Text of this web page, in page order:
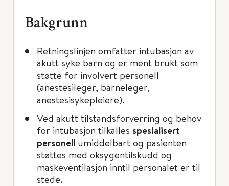
Bakgrunn
Retningslinjen omfatter intubasjon av
akutt syke barn og er ment brukt som
støtte for involvert personell
(anestesileger, barneleger,
anestesisykepleiere).
Ved akutt tilstandsforverring og behov
for intubasjon tilkalles spesialisert
personell umiddelbart og pasienten
støttes med oksygentilskudd og
maskeventilasjon inntil personalet er til
stede.